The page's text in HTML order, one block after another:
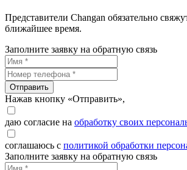
Представители Changan обязательно
ближайшее время.
Заполните заявку на обратную связь
Отправить
Нажав кнопку «Отправить»,
даю согласие на обработку своих
соглашаюсь с политикой обработки
Заполните заявку на обратную связь